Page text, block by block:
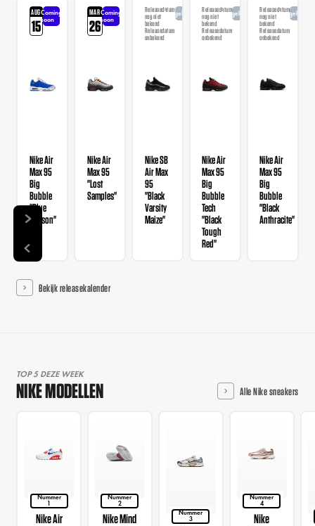
AUG
15
Coming
soon
Nike Air
Max 95
Big
Bubble
"Blue
Lawson"
MAR
26
Coming
soon
Nike Air
Max 95
"Lost
Samples"
Releasedatum
nog niet
bekend
Releasedatum
onbekend
Aangekondigd
Nike SB
Air Max
95
"Black
Varsity
Maize"
Releasedatum
nog niet
bekend
Releasedatum
onbekend
Aangekondigd
Nike Air
Max 95
Big
Bubble
Tech
"Black
Tough
Red"
Releasedatum
nog niet
bekend
Releasedatum
onbekend
Nike Air
Max 95
Big
Bubble
"Black
Anthracite"
Bekijk releasekalender
TOP 5 DEZE WEEK
NIKE MODELLEN Alle Nike sneakers
Nummer
1
Nike Air
Nummer
2
Nike Mind
Nummer
3
Nummer
4
Nike